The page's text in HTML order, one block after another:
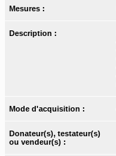
Mesures :
Description :
Mode d'acquisition :
Donateur(s), testateur(s)
ou vendeur(s) :